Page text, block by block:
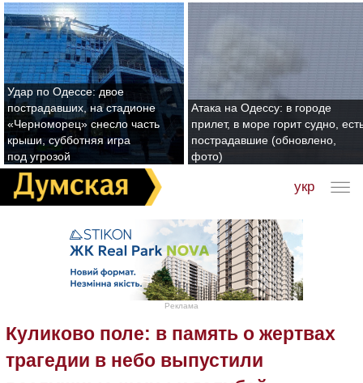
Удар по Одессе: двое
пострадавших, на стадионе
«Черноморец» снесло часть
крыши, субботняя игра
под угрозой
Атака на Одессу: в городе
прилет, в море горит судно,
пострадавшие (обновлено,
фото)
укр
Реклама
Куликово поле: в память о жертвах
трагедии в небо выпустили